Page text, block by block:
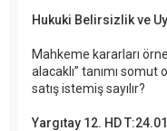
Hukuki Belirsizlik ve
Mahkeme kararları
alacaklı” tanımı somut
satış istemiş sayılır?
Yargıtay 12. HD